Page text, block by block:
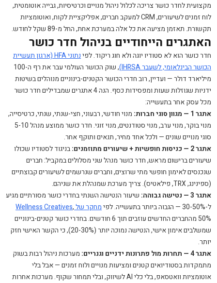
מקצועית לחדר כושר צריכה לכלול ניהול מנויים וכרטיסיות, גבייה אוטומטית,
לוח זמנים לשיעורים, CRM למעקב חברים, אפליקציית לקוח, ואוטומציות
תקשורת. תאזמן מציעה את כל אלה במערכת אחת, החל מ-89 שקל לחודש.
האתגרים הייחודיים בניהול חדר כושר
חדר כושר הוא לא סטודיו יוגה ולא חוג ריקוד. לפי
נתוני HFA (ארגון תעשיית
הכושר הבינלאומי, לשעבר IHRSA)
, שוק הכושר העולמי עבר את רף ה-100
מיליארד דולר — ועדיין, רוב חדרי הכושר הקטנים-בינוניים מנוהלים בשיטות
ידניות שגוזלות שעות ומפסידות כסף. הנה 4 אתגרים שמבדילים חדר כושר
מכל עסק אחר בתעשייה:
אתגר 1 — מגוון סוגי חברות:
מנוי חודשי, רבעוני, חצי-שנתי, שנתי, כרטיסייה,
מנוי בוקר, מנוי ערב, מנוי סטודנטים, מנוי זוגי. חדר כושר ממוצע מנהל 5-10
סוגי מנויים שונים — ולכל אחד מחיר, תנאים ותוקף אחר.
אתגר 2 — כניסות חופשיות + שיעורים מתוזמנים:
בניגוד לסטודיו שכולו
שיעורים ברישום מראש, חדר כושר מנהל שני מסלולים במקביל: חברים
שנכנסים לאימון חופשי מתי שרוצים, וחברים שנרשמים לשיעורים קבוצתיים
(ספינינג, TRX, פילאטיס). צריך מערכת שמנהלת את שניהם.
אתגר 3 — נטישה גבוהה:
שיעור הנטישה השנתי בחדרי כושר מסורתיים מגיע
ל-30-50% — הגבוה ביותר בתעשייה. לפי
מחקר של Wellness Creatives,
50% מהחברים החדשים עוזבים תוך 6 חודשים. בחדרי כושר קטנים-בינוניים
שמשלבים אימון אישי, הנטישה נמוכה יותר (20-30%), כי הקשר האישי חזק
יותר.
אתגר 4 — תחרות מול פתרונות ידניים וגנריים:
מערכות ניהול רבות בשוק
מתמקדות בסטודיואים קטנים ומציעות מנויים ולוח זמנים — אבל בלי
אוטומציות וואטסאפ, בלי כלי AI לשיווק, ובלי תמחור שקוף. מערכות אחרות